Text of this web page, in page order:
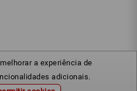
a experiência de
adicionais.